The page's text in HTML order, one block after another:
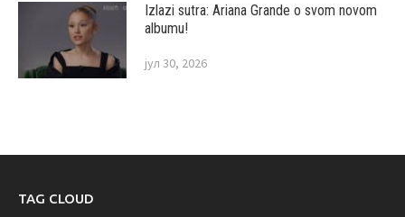
Izlazi sutra: Ariana Grande o svom novom
albumu!
јул 30, 2026
TAG CLOUD